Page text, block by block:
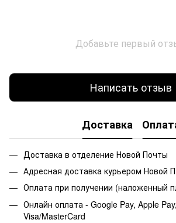
Добавьте первый
Написать отзыв
Доставка
Доставка в отделение Новой Почты
Адресная доставка курьером Новой
Оплата при получении (наложенный
Онлайн оплата - Google Pay, Apple
Visa/MasterCard